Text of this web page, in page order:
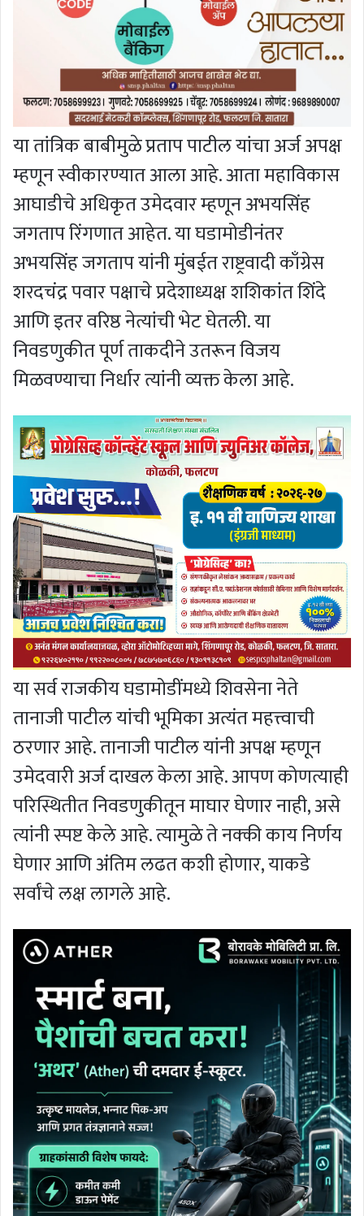
या तांत्रिक बाबीमुळे प्रताप पाटील यांचा अर्ज अपक्ष
म्हणून स्वीकारण्यात आला आहे. आता महाविकास
आघाडीचे अधिकृत उमेदवार म्हणून अभयसिंह
जगताप रिंगणात आहेत. या घडामोडीनंतर
अभयसिंह जगताप यांनी मुंबईत राष्ट्रवादी काँग्रेस
शरदचंद्र पवार पक्षाचे प्रदेशाध्यक्ष शशिकांत शिंदे
आणि इतर वरिष्ठ नेत्यांची भेट घेतली. या
निवडणुकीत पूर्ण ताकदीने उतरून विजय
मिळवण्याचा निर्धार त्यांनी व्यक्त केला आहे.
या सर्व राजकीय घडामोडींमध्ये शिवसेना नेते
तानाजी पाटील यांची भूमिका अत्यंत महत्त्वाची
ठरणार आहे. तानाजी पाटील यांनी अपक्ष म्हणून
उमेदवारी अर्ज दाखल केला आहे. आपण कोणत्याही
परिस्थितीत निवडणुकीतून माघार घेणार नाही, असे
त्यांनी स्पष्ट केले आहे. त्यामुळे ते नक्की काय निर्णय
घेणार आणि अंतिम लढत कशी होणार, याकडे
सर्वांचे लक्ष लागले आहे.